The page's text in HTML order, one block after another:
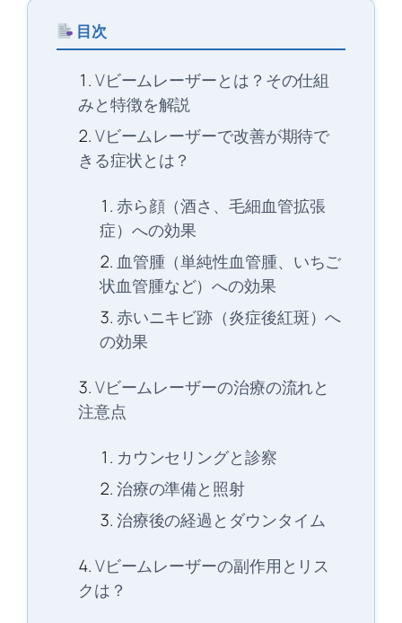
目次
Vビームレーザーとは？その仕組
みと特徴を解説
Vビームレーザーで改善が期待で
きる症状とは？
赤ら顔（酒さ、毛細血管拡張
症）への効果
血管腫（単純性血管腫、いちご
状血管腫など）への効果
赤いニキビ跡（炎症後紅斑）へ
の効果
Vビームレーザーの治療の流れと
注意点
カウンセリングと診察
治療の準備と照射
治療後の経過とダウンタイム
Vビームレーザーの副作用とリス
クは？